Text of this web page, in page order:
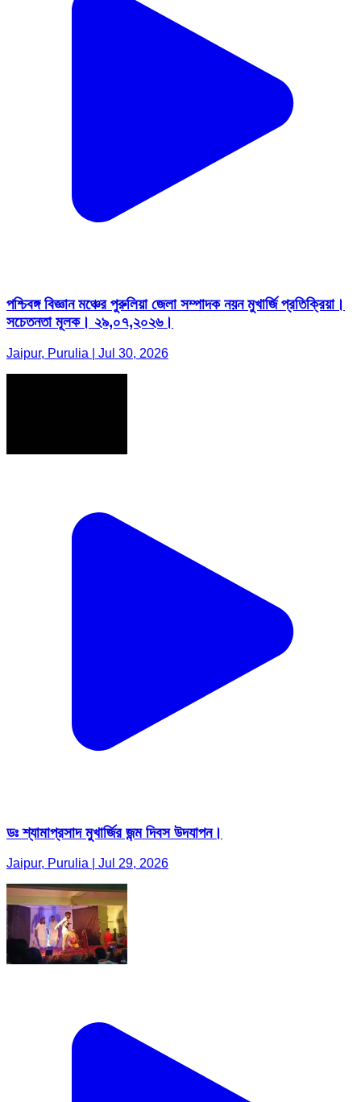
পশ্চিবঙ্গ বিজ্ঞান মঞ্চের পুরুলিয়া জেলা সম্পাদক নয়ন মুখার্জি প্রতিক্রিয়া।
সচেতনতা মূলক। ২৯,০৭,২০২৬।
Jaipur, Purulia | Jul 30, 2026
ডঃ শ্যামাপ্রসাদ মুখার্জির জন্ম দিবস উদযাপন।
Jaipur, Purulia | Jul 29, 2026